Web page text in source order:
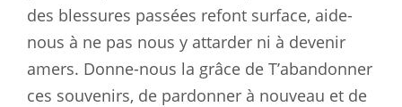
des blessures passées refont surface, aide-
nous à ne pas nous y attarder ni à devenir
amers. Donne-nous la grâce de T’abandonner
ces souvenirs, de pardonner à nouveau et de